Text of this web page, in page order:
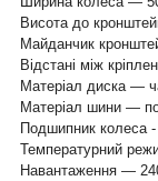
Висота до
Майданчик
Відстані між
Матеріал диска —
Матеріал шини —
Подшипник колеса
Температурний
Навантаження —